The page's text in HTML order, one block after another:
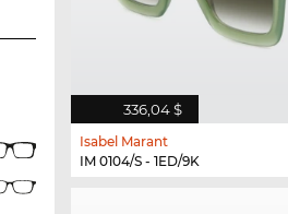
336,04 $
Isabel Marant
IM 0104/S - 1ED/9K